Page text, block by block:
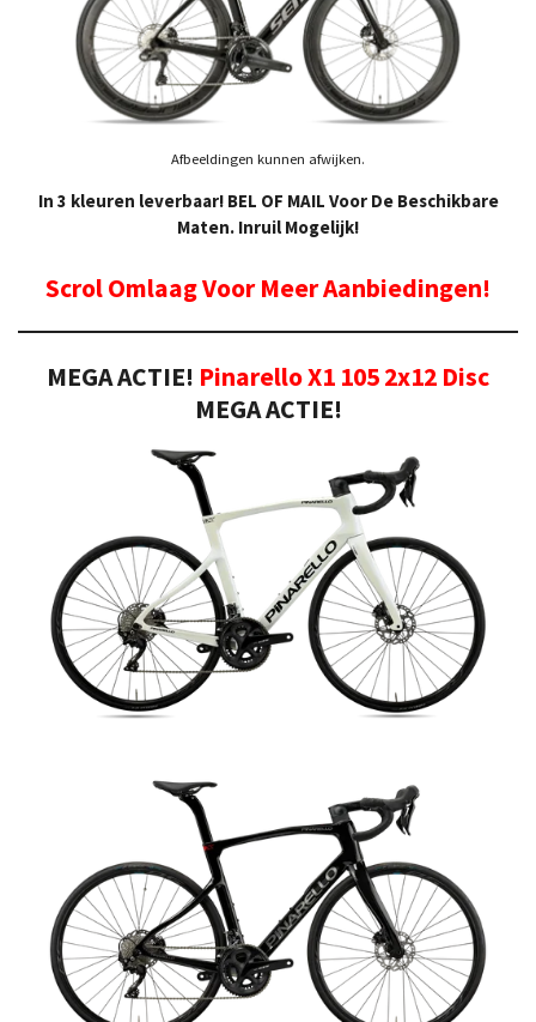
Afbeeldingen kunnen afwijken.
In 3 kleuren leverbaar! BEL OF MAIL Voor De Beschikbare
Maten. Inruil Mogelijk!
Scrol Omlaag Voor Meer Aanbiedingen!
MEGA ACTIE! Pinarello X1 105 2x12 Disc
MEGA ACTIE!